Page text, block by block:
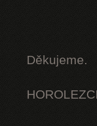
Děkujeme.